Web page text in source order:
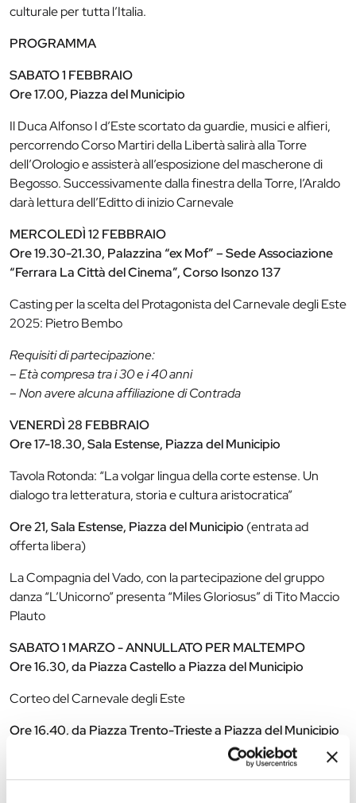
culturale per tutta l’Italia.
PROGRAMMA
SABATO 1 FEBBRAIO
Ore 17.00, Piazza del Municipio
Il Duca Alfonso I d’Este scortato da guardie, musici e alfieri,
percorrendo Corso Martiri della Libertà salirà alla Torre
dell’Orologio e assisterà all’esposizione del mascherone di
Begosso. Successivamente dalla finestra della Torre, l’Araldo
darà lettura dell’Editto di inizio Carnevale
MERCOLEDÌ 12 FEBBRAIO
Ore 19.30-21.30, Palazzina “ex Mof” – Sede Associazione
“Ferrara La Città del Cinema”, Corso Isonzo 137
Casting per la scelta del Protagonista del Carnevale degli Este
2025: Pietro Bembo
Requisiti di partecipazione:
– Età compresa tra i 30 e i 40 anni
– Non avere alcuna affiliazione di Contrada
VENERDÌ 28 FEBBRAIO
Ore 17-18.30, Sala Estense, Piazza del Municipio
Tavola Rotonda: “La volgar lingua della corte estense. Un
dialogo tra letteratura, storia e cultura aristocratica”
Ore 21, Sala Estense, Piazza del Municipio (entrata ad
offerta libera)
La Compagnia del Vado, con la partecipazione del gruppo
danza “L’Unicorno” presenta “Miles Gloriosus” di Tito Maccio
Plauto
SABATO 1 MARZO - ANNULLATO PER MALTEMPO
Ore 16.30, da Piazza Castello a Piazza del Municipio
Corteo del Carnevale degli Este
Ore 16.40, da Piazza Trento-Trieste a Piazza del Municipio